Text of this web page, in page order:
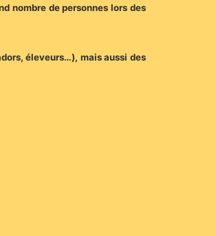
nombre de personnes lors des
éleveurs…), mais aussi des